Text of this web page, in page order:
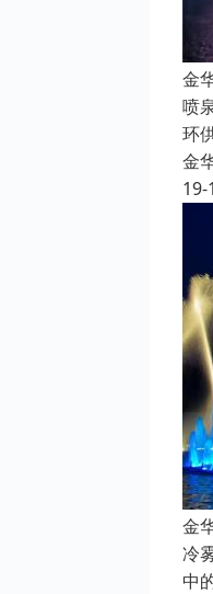
金
喷
环
金
19-
金
冷
中